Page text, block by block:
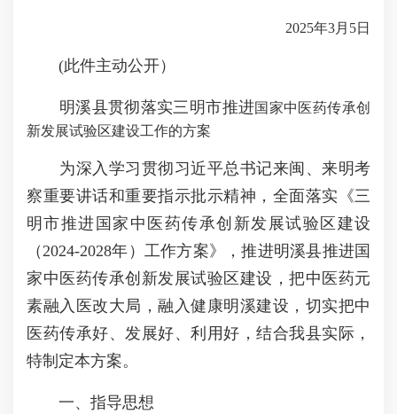
2025年3月5日
(此件主动公开）
明溪县贯彻落实三明市推进国家中医药传承创
新发展试验区建设工作的方案
为深入学习贯彻习近平总书记来闽、来明考
察重要讲话和重要指示批示精神，全面落实《三
明市推进国家中医药传承创新发展试验区建设
（2024-2028年）工作方案》，推进明溪县推进国
家中医药传承创新发展试验区建设，把中医药元
素融入医改大局，融入健康明溪建设，切实把中
医药传承好、发展好、利用好，结合我县实际，
特制定本方案。
一、指导思想